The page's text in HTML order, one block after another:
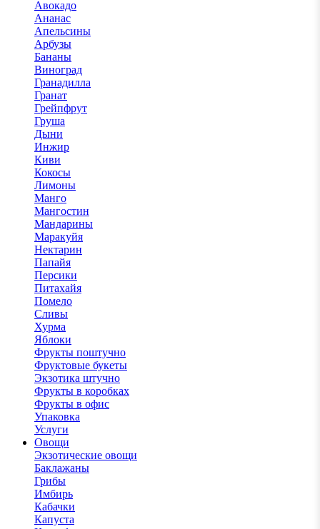
Авокадо
Ананас
Апельсины
Арбузы
Бананы
Виноград
Гранадилла
Гранат
Грейпфрут
Груша
Дыни
Инжир
Киви
Кокосы
Лимоны
Манго
Мангостин
Мандарины
Маракуйя
Нектарин
Папайя
Персики
Питахайя
Помело
Сливы
Хурма
Яблоки
Фрукты поштучно
Фруктовые букеты
Экзотика штучно
Фрукты в коробках
Фрукты в офис
Упаковка
Услуги
Овощи
Экзотические овощи
Баклажаны
Грибы
Имбирь
Кабачки
Капуста